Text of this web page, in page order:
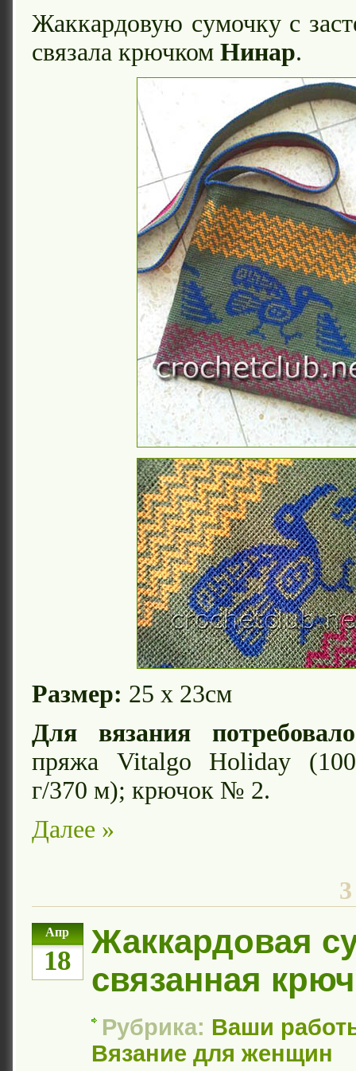
Жаккардовую сумочку с
связала крючком Нинар.
Размер: 25 х 23см
Для вязания
пряжа Vitalgo Holiday
г/370 м); крючок № 2.
Далее »
Апр
18
Жаккардовая
связанная
Рубрика: Ваши
Вязание для женщин